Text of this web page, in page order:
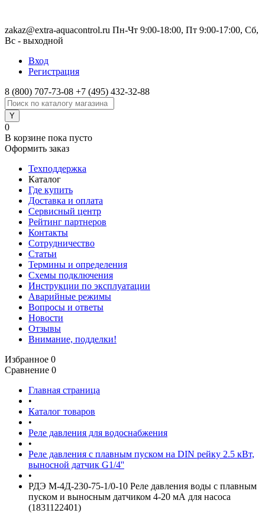
zakaz@extra-aquacontrol.ru Пн-Чт 9:00-18:00, Пт 9:00-17:00, Сб,
Вс - выходной
Вход
Регистрация
8 (800) 707-73-08 +7 (495) 432-32-88
0
В корзине пока пусто
Оформить заказ
Техподдержка
Каталог
Где купить
Доставка и оплата
Сервисный центр
Рейтинг партнеров
Контакты
Сотрудничество
Статьи
Термины и определения
Схемы подключения
Инструкции по эксплуатации
Аварийные режимы
Вопросы и ответы
Новости
Отзывы
Внимание, подделки!
Избранное 0
Сравнение 0
Главная страница
•
Каталог товаров
•
Реле давления для водоснабжения
•
Реле давления с плавным пуском на DIN рейку 2.5 кВт,
выносной датчик G1/4''
•
РДЭ М-4Д-230-75-1/0-10 Реле давления воды с плавным
пуском и выносным датчиком 4-20 мА для насоса
(1831122401)